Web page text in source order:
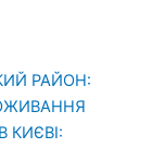
РАЙОН: